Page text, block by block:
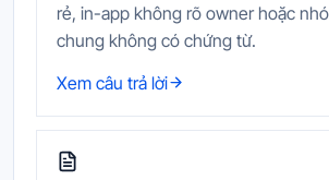
rẻ, in-app không rõ owner hoặc
chung không có chứng từ.
Xem câu trả lời